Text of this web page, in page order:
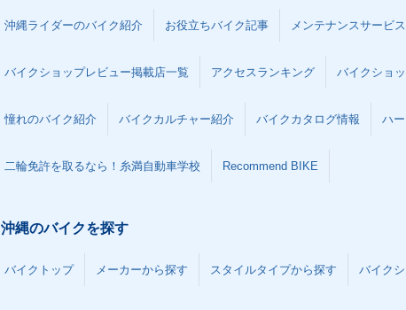
沖縄ライダーのバイク紹介 お役立ちバイク記事 メンテナンスサービ
バイクショップレビュー掲載店一覧 アクセスランキング バイクショ
憧れのバイク紹介 バイクカルチャー紹介 バイクカタログ情報 ハ
二輪免許を取るなら！糸満自動車学校 Recommend BIKE
沖縄のバイクを探す
バイクトップ メーカーから探す スタイルタイプから探す バイク